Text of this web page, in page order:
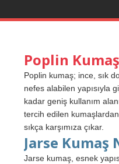
Poplin
Poplin kumaş; ince, sık
nefes alabilen yapısıyla
kadar geniş kullanım
tercih edilen
sıkça karşımıza çıkar.
Jarse Kumaş
Jarse kumaş, esnek